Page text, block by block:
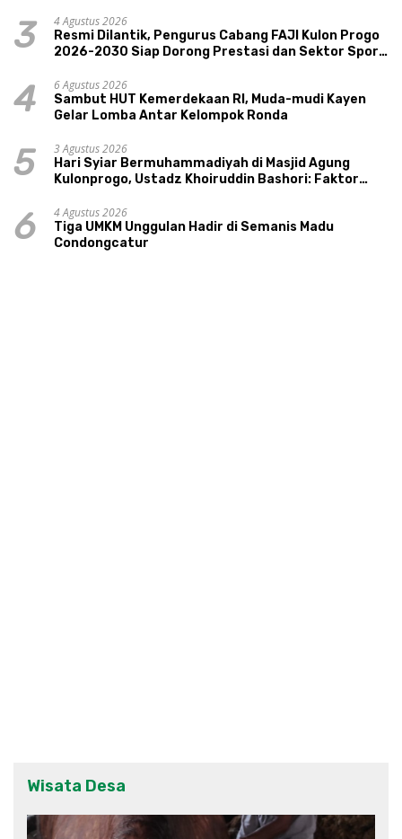
3
4 Agustus 2026
Resmi Dilantik, Pengurus Cabang FAJI Kulon Progo
2026-2030 Siap Dorong Prestasi dan Sektor Sport
4
6 Agustus 2026
Sambut HUT Kemerdekaan RI, Muda-mudi Kayen
Gelar Lomba Antar Kelompok Ronda
5
3 Agustus 2026
Hari Syiar Bermuhammadiyah di Masjid Agung
Kulonprogo, Ustadz Khoiruddin Bashori: Faktor
6
4 Agustus 2026
Tiga UMKM Unggulan Hadir di Semanis Madu
Condongcatur
Wisata Desa